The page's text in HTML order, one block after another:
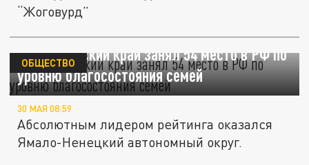
“Жоговурд”
Краснодарский край занял 54 место в РФ по
уровню благосостояния семей
ОБЩЕСТВО
30 МАЯ 08:59
Абсолютным лидером рейтинга оказался
Ямало-Ненецкий автономный округ.